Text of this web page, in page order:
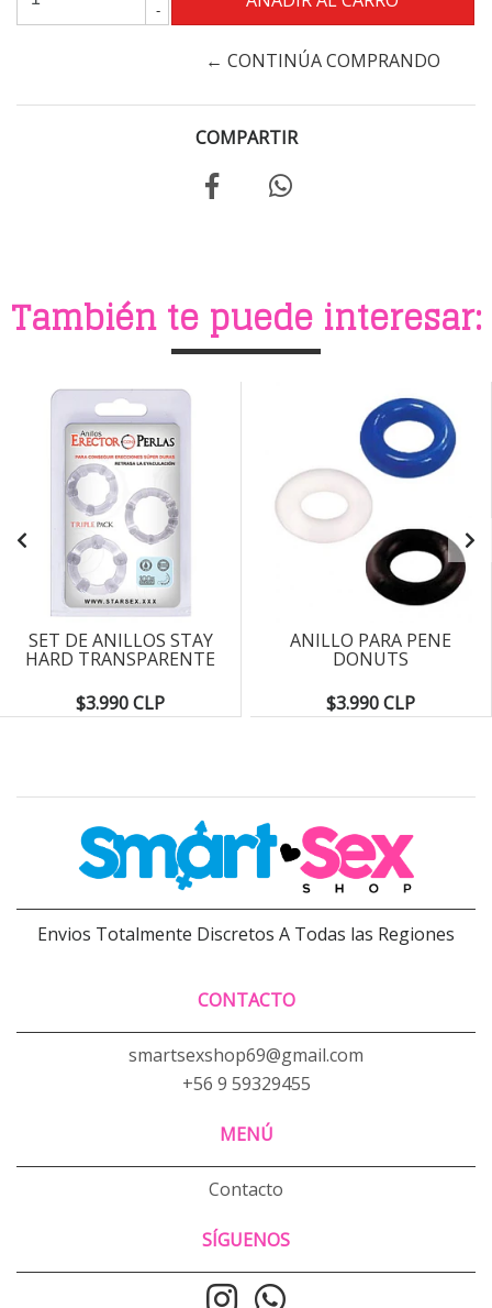
-
← CONTINÚA COMPRANDO
COMPARTIR
También te puede interesar:
SET DE ANILLOS STAY
HARD TRANSPARENTE
$3.990 CLP
ANILLO PARA PENE
DONUTS
$3.990 CLP
Envios Totalmente Discretos A Todas las Regiones
CONTACTO
smartsexshop69@gmail.com
+56 9 59329455
MENÚ
Contacto
SÍGUENOS